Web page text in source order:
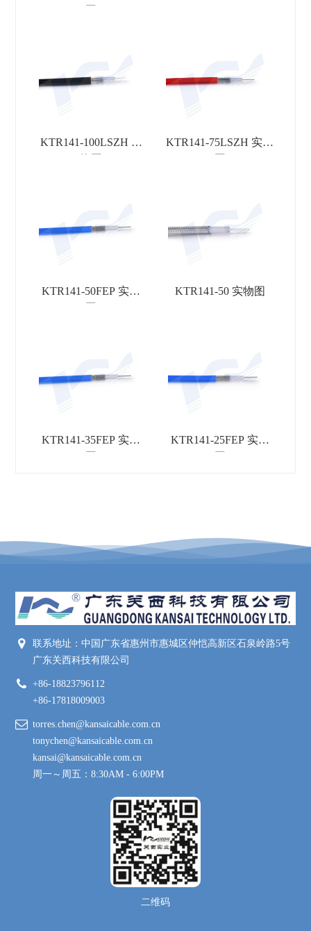
KTR141-100LSZH 实
KTR141-75LSZH 实物
KTR141-50FEP 实物
KTR141-50 实物图
KTR141-35FEP 实物
KTR141-25FEP 实物
联系地址：中国广东省惠州市惠城区仲恺高新区石泉岭路5号
广东关西科技有限公司
+86-18823796112
+86-17818009003
torres.chen@kansaicable.com.cn
tonychen@kansaicable.com.cn
kansai@kansaicable.com.cn
周一～周五：8:30AM - 6:00PM
二维码